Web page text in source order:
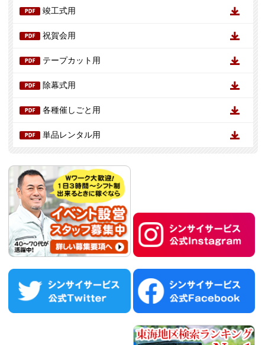
竣工式用
祝賀会用
テープカット用
除幕式用
各種催しごと用
単品レンタル用